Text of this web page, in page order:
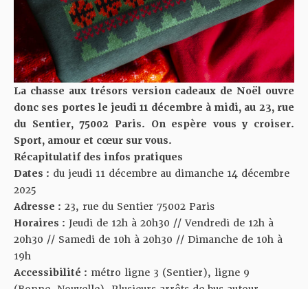
La chasse aux trésors version cadeaux de Noël ouvre
donc ses portes le jeudi 11 décembre à midi, au 23, rue
du Sentier, 75002 Paris. On espère vous y croiser.
Sport, amour et cœur sur vous.
Récapitulatif des infos pratiques
Dates : du jeudi 11 décembre au dimanche 14 décembre
2025
Adresse : 23, rue du Sentier 75002 Paris
Horaires : Jeudi de 12h à 20h30 // Vendredi de 12h à
20h30 // Samedi de 10h à 20h30 // Dimanche de 10h à
19h
Accessibilité : métro ligne 3 (Sentier), ligne 9